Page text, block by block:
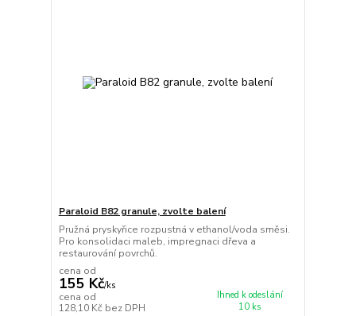
Paraloid B82 granule, zvolte balení
Pružná pryskyřice rozpustná v ethanol/voda směsi.
Pro konsolidaci maleb, impregnaci dřeva a
restaurování povrchů.
cena od
155 Kč/ks
cena od
128,10 Kč bez DPH
Ihned k odeslání
10 ks